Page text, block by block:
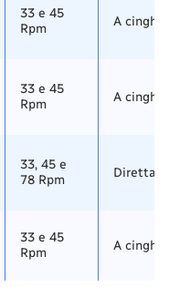
33 e 45
Rpm
A cinghia
33 e 45
Rpm
A cinghia
33, 45 e
78 Rpm
Diretta
33 e 45
Rpm
A cinghia